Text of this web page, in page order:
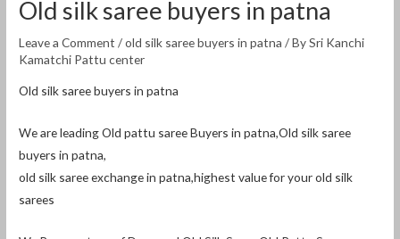
Old silk saree buyers in patna
Leave a Comment /old silk saree buyers in patna / BySri Kanchi
Kamatchi Pattu center
Old silk saree buyers in patna
We are leading Old pattu saree Buyers in patna,Old silk saree
buyers in patna,
old silk saree exchange in patna,highest value for your old silk
sarees